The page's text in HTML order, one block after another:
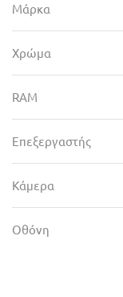
Μάρκα
Χρώμα
RAM
Επεξεργαστής
Κάμερα
Οθόνη